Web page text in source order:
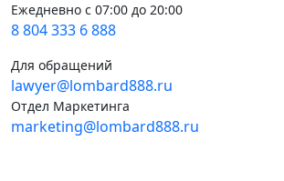
Ежедневно с 07:00 до 20:00
8 804 333 6 888
Для обращений
lawyer@lombard888.ru
Отдел Маркетинга
marketing@lombard888.ru